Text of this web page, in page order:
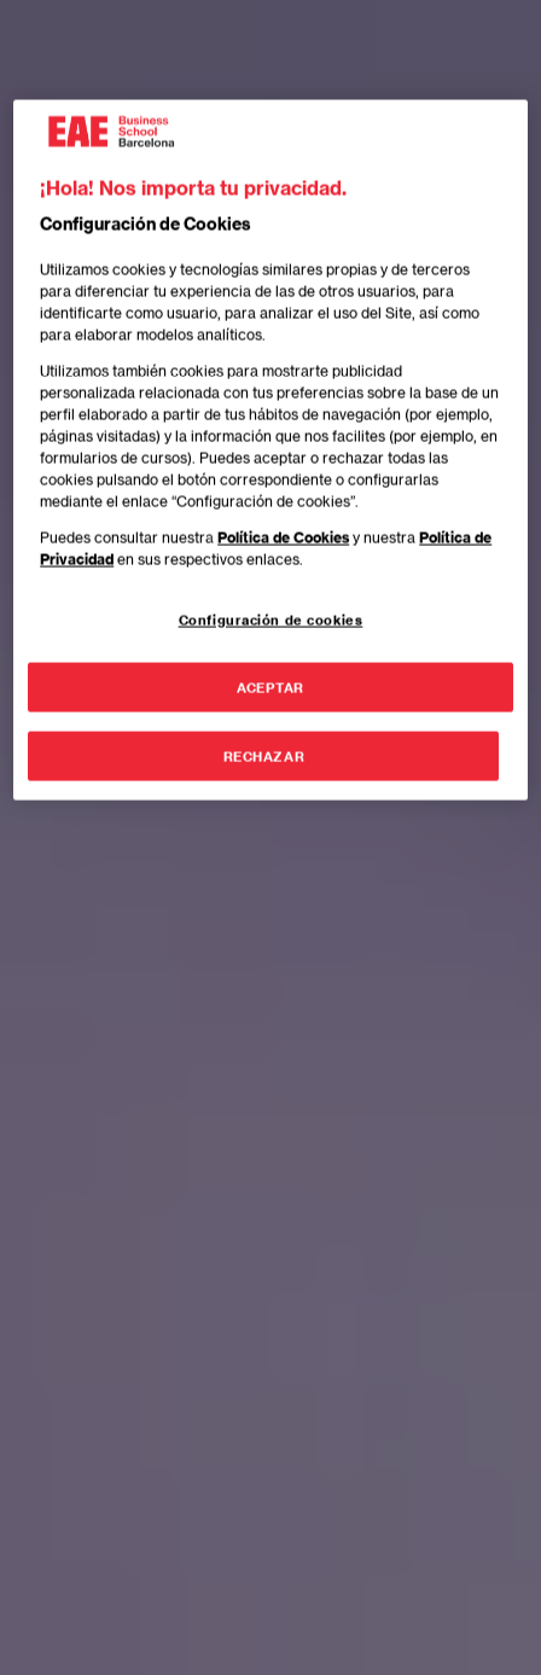
¡Hola! Nos importa tu privacidad.
Configuración de Cookies
Utilizamos cookies y tecnologías similares propias y de terceros
para diferenciar tu experiencia de las de otros usuarios, para
identificarte como usuario, para analizar el uso del Site, así como
para elaborar modelos analíticos.
Utilizamos también cookies para mostrarte publicidad
personalizada relacionada con tus preferencias sobre la base de un
perfil elaborado a partir de tus hábitos de navegación (por ejemplo,
páginas visitadas) y la información que nos facilites (por ejemplo, en
formularios de cursos). Puedes aceptar o rechazar todas las
cookies pulsando el botón correspondiente o configurarlas
mediante el enlace “Configuración de cookies”.
Puedes consultar nuestraPolítica de Cookies y nuestraPolítica de
Privacidad en sus respectivos enlaces.
Configuración de cookies
RECHAZAR
ACEPTAR